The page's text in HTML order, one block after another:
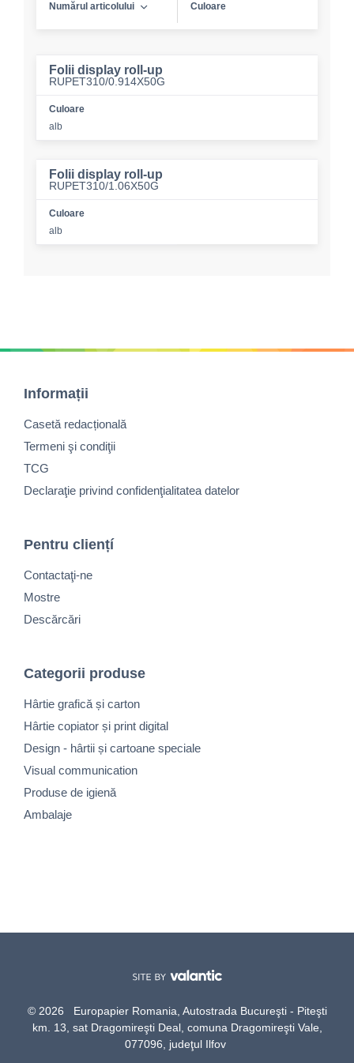
Numărul articolului Culoare
Folii display roll-up
RUPET310/0.914X50G
Culoare
alb
Folii display roll-up
RUPET310/1.06X50G
Culoare
alb
Informații
Casetă redacțională
Termeni şi condiţii
TCG
Declaraţie privind confidenţialitatea datelor
Pentru cliențí
Contactaţi-ne
Mostre
Descărcări
Categorii produse
Hârtie grafică și carton
Hârtie copiator și print digital
Design - hârtii și cartoane speciale
Visual communication
Produse de igienă
Ambalaje
© 2026 Europapier Romania, Autostrada Bucureşti - Piteşti
km. 13, sat Dragomireşti Deal, comuna Dragomireşti Vale,
077096, judeţul Ilfov